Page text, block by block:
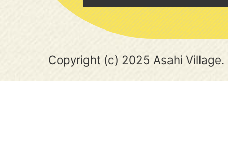
Copyright (c) 2025 Asahi Village.